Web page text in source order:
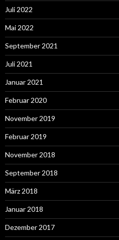
Juli 2022
Mai 2022
September 2021
Juli 2021
Januar 2021
Februar 2020
November 2019
Februar 2019
November 2018
September 2018
März 2018
Januar 2018
Dezember 2017